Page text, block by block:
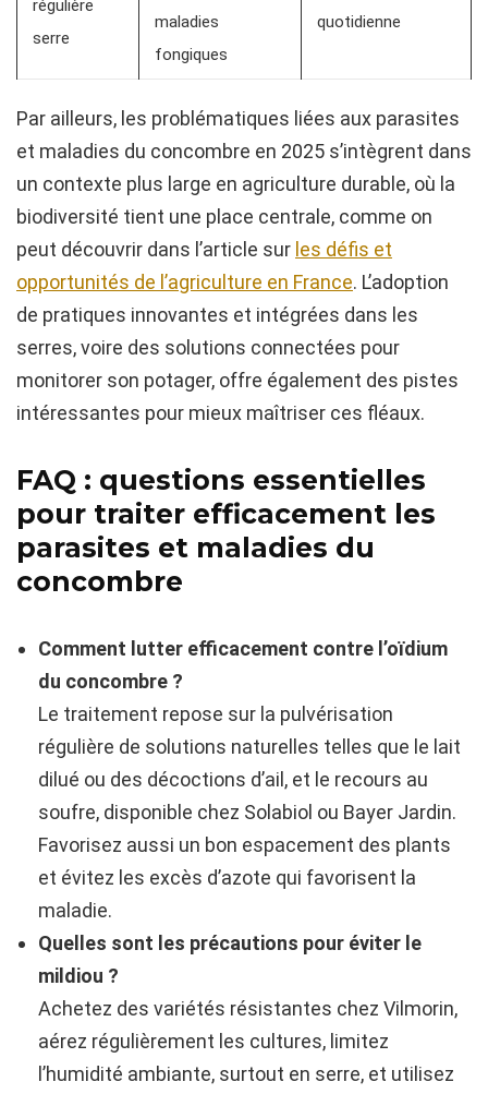
régulière
serre
maladies
fongiques
quotidienne
Par ailleurs, les problématiques liées aux parasites
et maladies du concombre en 2025 s’intègrent dans
un contexte plus large en agriculture durable, où la
biodiversité tient une place centrale, comme on
peut découvrir dans l’article sur les défis et
opportunités de l’agriculture en France. L’adoption
de pratiques innovantes et intégrées dans les
serres, voire des solutions connectées pour
monitorer son potager, offre également des pistes
intéressantes pour mieux maîtriser ces fléaux.
FAQ : questions essentielles
pour traiter efficacement les
parasites et maladies du
concombre
Comment lutter efficacement contre l’oïdium
du concombre ?
Le traitement repose sur la pulvérisation
régulière de solutions naturelles telles que le lait
dilué ou des décoctions d’ail, et le recours au
soufre, disponible chez Solabiol ou Bayer Jardin.
Favorisez aussi un bon espacement des plants
et évitez les excès d’azote qui favorisent la
maladie.
Quelles sont les précautions pour éviter le
mildiou ?
Achetez des variétés résistantes chez Vilmorin,
aérez régulièrement les cultures, limitez
l’humidité ambiante, surtout en serre, et utilisez